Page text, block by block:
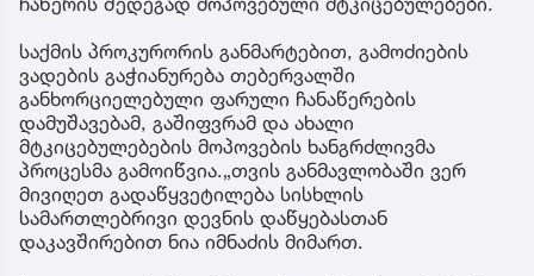
საქმის პროკურორის განმარტებით, გამოძიების
ვადების გაჭიანურება თებერვალში
განხორციელებული ფარული ჩანაწერების
დამუშავებამ, გაშიფვრამ და ახალი
მტკიცებულებების მოპოვების ხანგრძლივმა
პროცესმა გამოიწვია.„თვის განმავლობაში ვერ
მივიღეთ გადაწყვეტილება სისხლის
სამართლებრივი დევნის დაწყებასთან
დაკავშირებით ნია იმნაძის მიმართ.